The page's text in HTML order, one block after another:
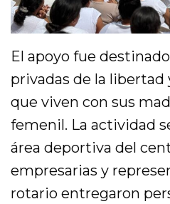
El apoyo fue
privadas de la libertad
que viven con sus
femenil. La actividad
área deportiva del
empresarias y
rotario entregaron